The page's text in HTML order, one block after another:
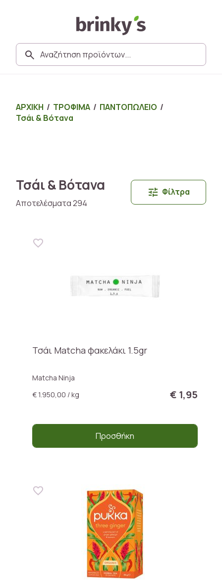
ΑΡΧΙΚΗ / ΤΡΟΦΙΜΑ / ΠΑΝΤΟΠΩΛΕΙΟ /
Τσάι & Βότανα
Τσάι & Βότανα
Αποτελέσματα 294
Φίλτρα
Τσάι Matcha φακελάκι 1.5gr
Matcha Ninja
€ 1.950,00 / kg
€ 1,95
Προσθήκη